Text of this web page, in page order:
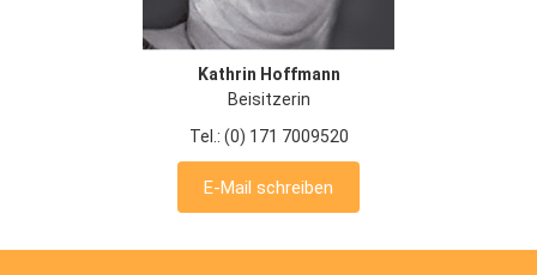
Kathrin Hoffmann
Beisitzerin
Tel.: (0) 171 7009520
E-Mail schreiben